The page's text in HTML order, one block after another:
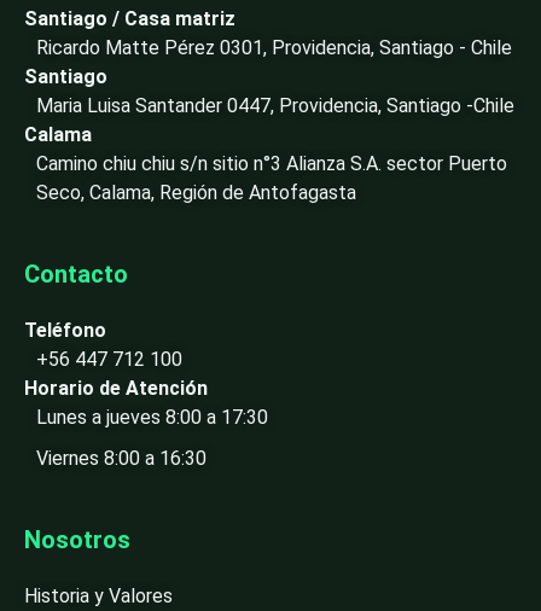
n
i
Santiago / Casa matriz
Ricardo Matte Pérez 0301, Providencia, Santiago - Chile
Santiago
Maria Luisa Santander 0447, Providencia, Santiago -Chile
Calama
Camino chiu chiu s/n sitio n°3 Alianza S.A. sector Puerto
Seco, Calama, Región de Antofagasta
Contacto
Teléfono
+56 447 712 100
Horario de Atención
Lunes a jueves 8:00 a 17:30
Viernes 8:00 a 16:30
Nosotros
Historia y Valores